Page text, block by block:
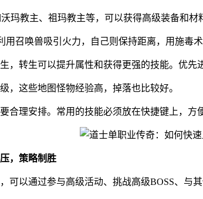
玛教主、祖玛教主等，可以获得高级装备和材
召唤兽吸引火力，自己则保持距离，用施毒
，转生可以提升属性和获得更强的技能。优先
，这些地图怪物经验高，掉落也比较好。
合理安排。常用的技能必须放在快捷键上，方
，策略制胜
可以通过参与高级活动、挑战高级BOSS、与